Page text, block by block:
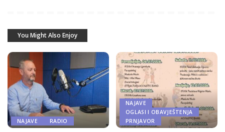
You Might Also Enjoy
NAJAVE RADIO
NAJAVE
OGLASI I OBAVJEŠTENJA
PRNJAVOR